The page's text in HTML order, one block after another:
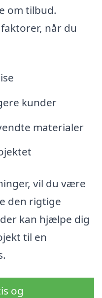
om tilbud.
når du
kunder
materialer
vil du være
den rigtige
kan hjælpe dig
til en
og